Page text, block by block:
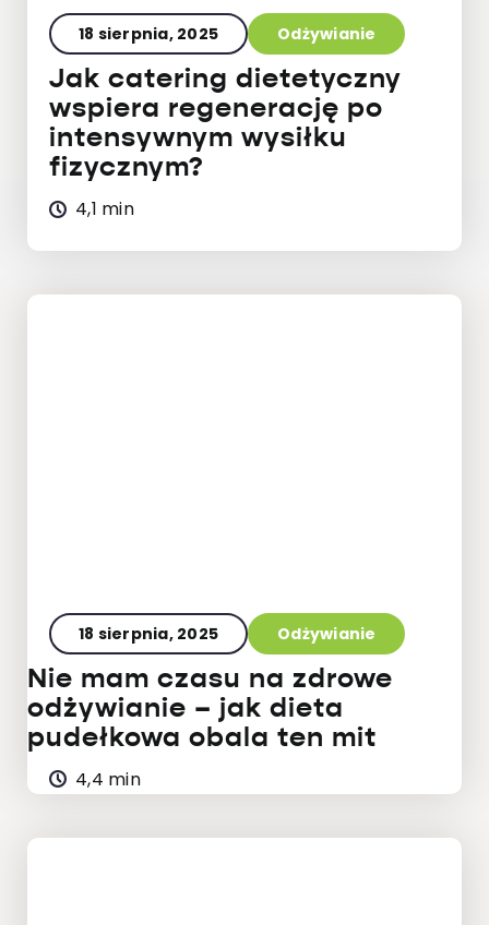
18 sierpnia, 2025 Odżywianie
Jak catering dietetyczny
wspiera regenerację po
intensywnym wysiłku
fizycznym?
4,1 min
18 sierpnia, 2025 Odżywianie
Nie mam czasu na zdrowe
odżywianie – jak dieta
pudełkowa obala ten mit
4,4 min